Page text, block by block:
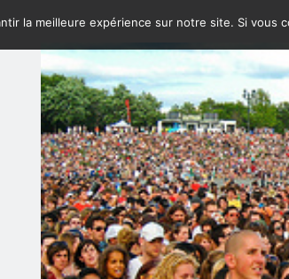
la meilleure expérience sur notre site. Si